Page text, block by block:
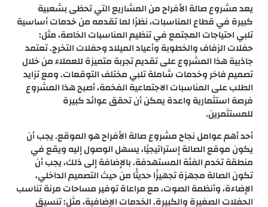
يعد مشروع صالة الأفراح من المشاريع التي تحظى بشعبية
كبيرة في قطاع المناسبات، نظرًا لما تقدمه من خدمات أساسية
تلبي احتياجات المجتمع في تنظيم المناسبات الخاصة، مثل:
حفلات الزفاف والخطوبة وأعياد الميلاد وحفلات التخرج. تعتمد
جاذبية هذا المشروع على تقديم تجربة متميزة للعملاء من خلال
تصميم فاخر وخدمات شاملة تلبي مختلف التوقعات. ومع تزايد
الطلب على المناسبات الاجتماعية الفخمة، أصبح هذا المشروع
فرصة استثمارية واعدة يمكن أن تحقق عوائد كبيرة
للمستثمرين.
أحد أهم عوامل نجاح مشروع صالة الأفراح هو الموقع. يجب أن
يكون موقع الصالة إستراتيجيًا، يسهل الوصول إليه ويقع في
منطقة تخدم الفئة المستهدفة. بالإضافة إلى ذلك، يجب أن
تكون الصالة مجهزة تجهيزًا حديثًا من حيث التصميم الداخلي،
الإضاءة، وأنظمة الصوت، مع مراعاة توفير مساحات مرنة تناسب
الحفلات الصغيرة والكبيرة. الخدمات الإضافية، مثل: تنسيق